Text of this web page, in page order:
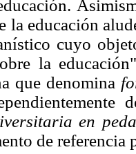
la educación
cuyo
la
que denomina
en
de referencia